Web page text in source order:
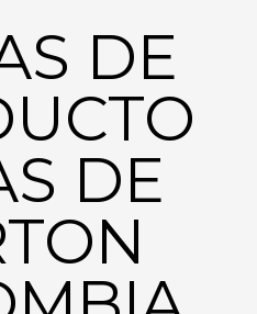
DE
DE